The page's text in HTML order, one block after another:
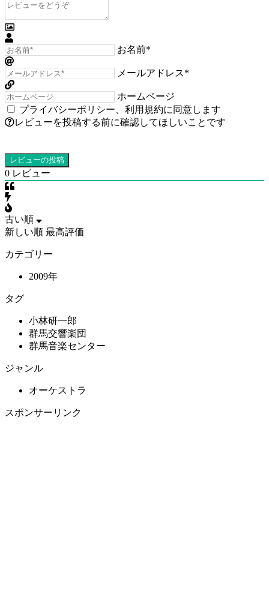
お名前*
メールアドレス*
ホームページ
プライバシーポリシー
利用規約に同意します
レビューを投稿する前に確認してほしいことです
0 レビュー
古い順
新しい順 最高評価
カテゴリー
2009年
タグ
小林研一郎
群馬交響楽団
群馬音楽センター
ジャンル
オーケストラ
スポンサーリンク